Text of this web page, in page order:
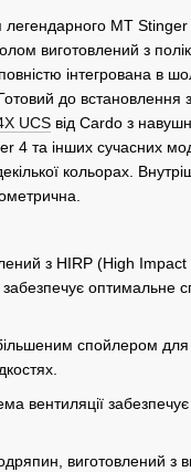
MT
виготовлений з
інтегрована в
до встановлення
UCS від Cardo з
4 та інших сучасних
кольорах.
з HIRP (High
забезпечує оптимальне
спойлером
вентиляції
виготовлений з